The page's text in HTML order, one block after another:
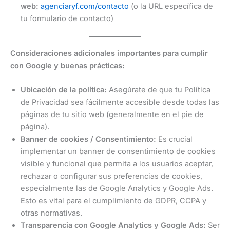
web: agenciaryf.com/contacto (o la URL específica de
tu formulario de contacto)
Consideraciones adicionales importantes para cumplir
con Google y buenas prácticas:
Ubicación de la política: Asegúrate de que tu Política
de Privacidad sea fácilmente accesible desde todas las
páginas de tu sitio web (generalmente en el pie de
página).
Banner de cookies / Consentimiento: Es crucial
implementar un banner de consentimiento de cookies
visible y funcional que permita a los usuarios aceptar,
rechazar o configurar sus preferencias de cookies,
especialmente las de Google Analytics y Google Ads.
Esto es vital para el cumplimiento de GDPR, CCPA y
otras normativas.
Transparencia con Google Analytics y Google Ads: Ser